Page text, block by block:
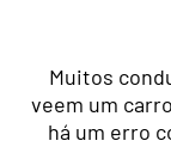
Muitos
veem um
há um erro